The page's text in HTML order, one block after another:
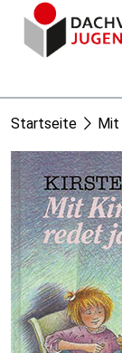
Startseite Mit